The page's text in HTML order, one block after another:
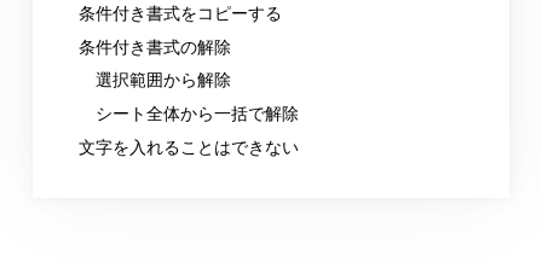
条件付き書式をコピーする
条件付き書式の解除
選択範囲から解除
シート全体から一括で解除
文字を入れることはできない